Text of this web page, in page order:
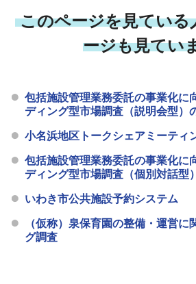
このページを見ている
ージも見てい
包括施設管理業務委託の事業化に
ディング型市場調査（説明会型）
小名浜地区トークシェアミーティ
包括施設管理業務委託の事業化に
ディング型市場調査（個別対話型
いわき市公共施設予約システム
（仮称）泉保育園の整備・運営に
グ調査